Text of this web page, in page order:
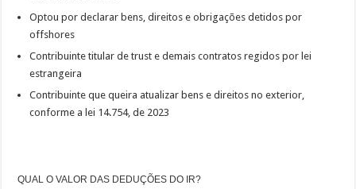
Optou por declarar bens, direitos e obrigações detidos por
offshores
Contribuinte titular de trust e demais contratos regidos por lei
estrangeira
Contribuinte que queira atualizar bens e direitos no exterior,
conforme a lei 14.754, de 2023
QUAL O VALOR DAS DEDUÇÕES DO IR?